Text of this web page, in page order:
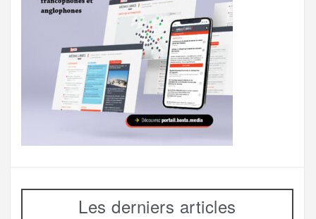
Les derniers articles